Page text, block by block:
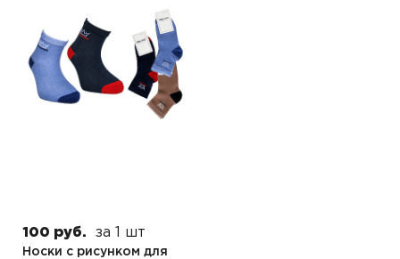
100 руб. за 1 шт
Носки с рисунком для